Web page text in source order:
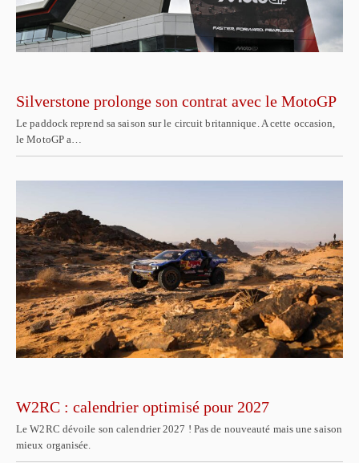
Silverstone prolonge son contrat avec le MotoGP
Le paddock reprend sa saison sur le circuit britannique. A cette occasion,
le MotoGP a…
W2RC : calendrier optimisé pour 2027
Le W2RC dévoile son calendrier 2027 ! Pas de nouveauté mais une saison
mieux organisée.